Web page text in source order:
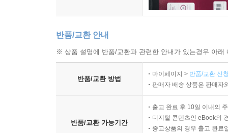
반품/교환 안내
※ 상품 설명에 반품/교환과 관련한 안내가 있는경우 아
반품/교환 방법
마이페이지 > 반품/교환 신
판매자 배송 상품은 판매자
반품/교환 가능기간
출고 완료 후 10일 이내의
디지털 콘텐츠인 eBook의
중고상품의 경우 출고 완료